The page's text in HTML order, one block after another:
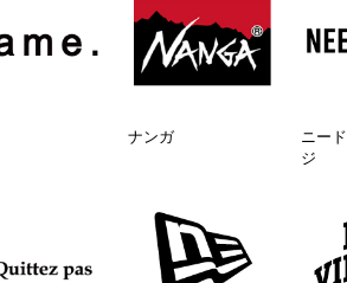
ナンガ
ニー
ジ